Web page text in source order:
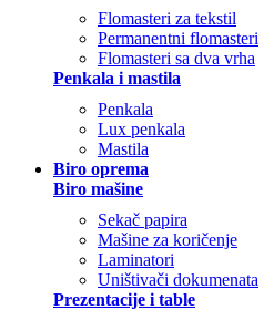
Flomasteri za tekstil
Permanentni flomasteri
Flomasteri sa dva vrha
Penkala i mastila
Penkala
Lux penkala
Mastila
Biro oprema
Biro mašine
Sekač papira
Mašine za koričenje
Laminatori
Uništivači dokumenata
Prezentacije i table